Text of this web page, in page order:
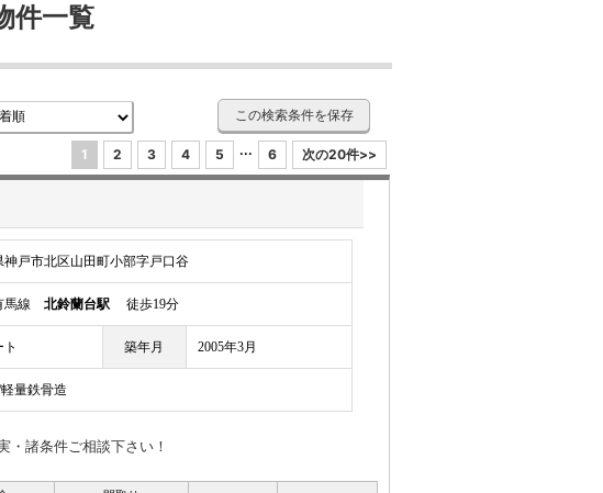
件一覧
この検索条件を保存
1 2 3 4 5 ... 6 次の20件>>
神戸市北区山田町小部字戸口谷
馬線 北鈴蘭台駅徒歩19分
築年月 2005年3月
量鉄骨造
・諸条件ご相談下さい！